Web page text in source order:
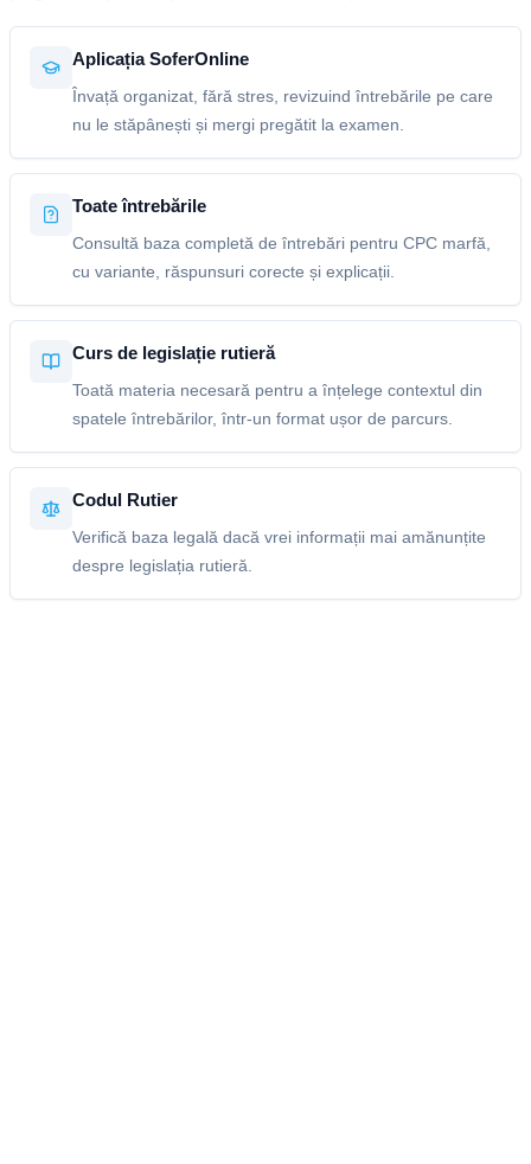
Aplicația SoferOnline
Învață organizat, fără stres, revizuind întrebările pe care
nu le stăpânești și mergi pregătit la examen.
Toate întrebările
Consultă baza completă de întrebări pentru CPC marfă,
cu variante, răspunsuri corecte și explicații.
Curs de legislație rutieră
Toată materia necesară pentru a înțelege contextul din
spatele întrebărilor, într-un format ușor de parcurs.
Codul Rutier
Verifică baza legală dacă vrei informații mai amănunțite
despre legislația rutieră.